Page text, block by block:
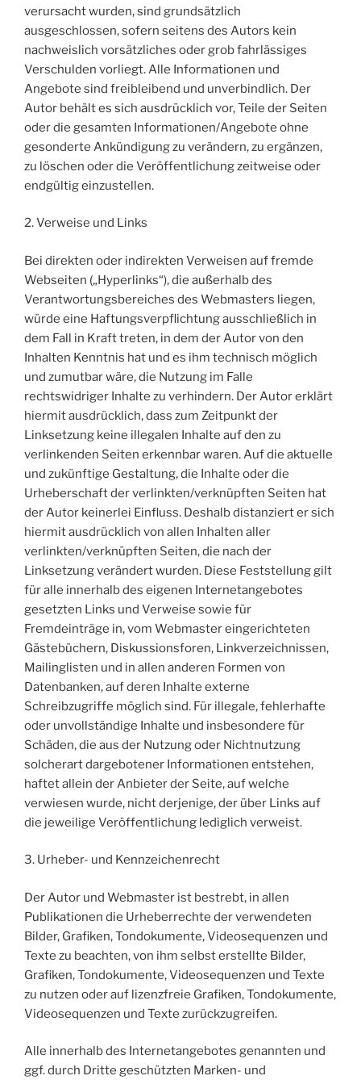
verursacht wurden, sind grundsätzlich
ausgeschlossen, sofern seitens des Autors kein
nachweislich vorsätzliches oder grob fahrlässiges
Verschulden vorliegt. Alle Informationen und
Angebote sind freibleibend und unverbindlich. Der
Autor behält es sich ausdrücklich vor, Teile der Seiten
oder die gesamten Informationen/Angebote ohne
gesonderte Ankündigung zu verändern, zu ergänzen,
zu löschen oder die Veröffentlichung zeitweise oder
endgültig einzustellen.
2. Verweise und Links
Bei direkten oder indirekten Verweisen auf fremde
Webseiten („Hyperlinks“), die außerhalb des
Verantwortungsbereiches des Webmasters liegen,
würde eine Haftungsverpflichtung ausschließlich in
dem Fall in Kraft treten, in dem der Autor von den
Inhalten Kenntnis hat und es ihm technisch möglich
und zumutbar wäre, die Nutzung im Falle
rechtswidriger Inhalte zu verhindern. Der Autor erklärt
hiermit ausdrücklich, dass zum Zeitpunkt der
Linksetzung keine illegalen Inhalte auf den zu
verlinkenden Seiten erkennbar waren. Auf die aktuelle
und zukünftige Gestaltung, die Inhalte oder die
Urheberschaft der verlinkten/verknüpften Seiten hat
der Autor keinerlei Einfluss. Deshalb distanziert er sich
hiermit ausdrücklich von allen Inhalten aller
verlinkten/verknüpften Seiten, die nach der
Linksetzung verändert wurden. Diese Feststellung gilt
für alle innerhalb des eigenen Internetangebotes
gesetzten Links und Verweise sowie für
Fremdeinträge in, vom Webmaster eingerichteten
Gästebüchern, Diskussionsforen, Linkverzeichnissen,
Mailinglisten und in allen anderen Formen von
Datenbanken, auf deren Inhalte externe
Schreibzugriffe möglich sind. Für illegale, fehlerhafte
oder unvollständige Inhalte und insbesondere für
Schäden, die aus der Nutzung oder Nichtnutzung
solcherart dargebotener Informationen entstehen,
haftet allein der Anbieter der Seite, auf welche
verwiesen wurde, nicht derjenige, der über Links auf
die jeweilige Veröffentlichung lediglich verweist.
3. Urheber- und Kennzeichenrecht
Der Autor und Webmaster ist bestrebt, in allen
Publikationen die Urheberrechte der verwendeten
Bilder, Grafiken, Tondokumente, Videosequenzen und
Texte zu beachten, von ihm selbst erstellte Bilder,
Grafiken, Tondokumente, Videosequenzen und Texte
zu nutzen oder auf lizenzfreie Grafiken, Tondokumente,
Videosequenzen und Texte zurückzugreifen.
Alle innerhalb des Internetangebotes genannten und
ggf. durch Dritte geschützten Marken- und